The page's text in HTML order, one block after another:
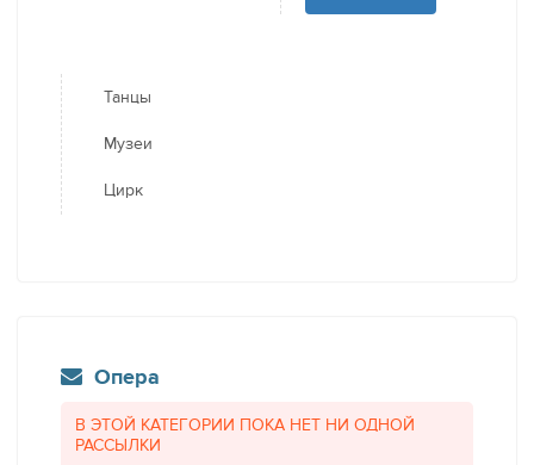
Танцы
Музеи
Цирк
Опера
В ЭТОЙ КАТЕГОРИИ ПОКА НЕТ НИ ОДНОЙ
РАССЫЛКИ